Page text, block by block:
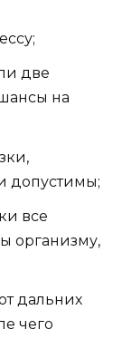
две
на
допустимы;
все
организму,
дальних
чего